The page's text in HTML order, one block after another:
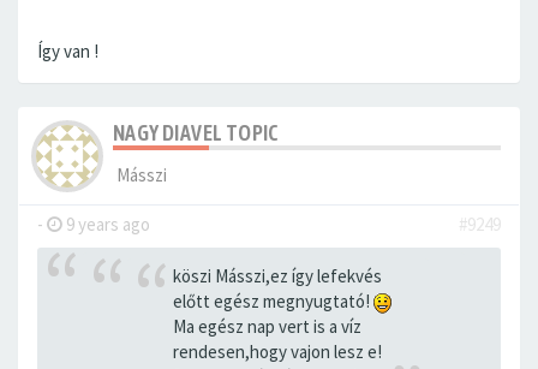
Így van !
NAGY DIAVEL TOPIC
Másszi
- 9 years ago #9249
köszi Másszi,ez így lefekvés
előtt egész megnyugtató!
Ma egész nap vert is a víz
rendesen,hogy vajon lesz e!